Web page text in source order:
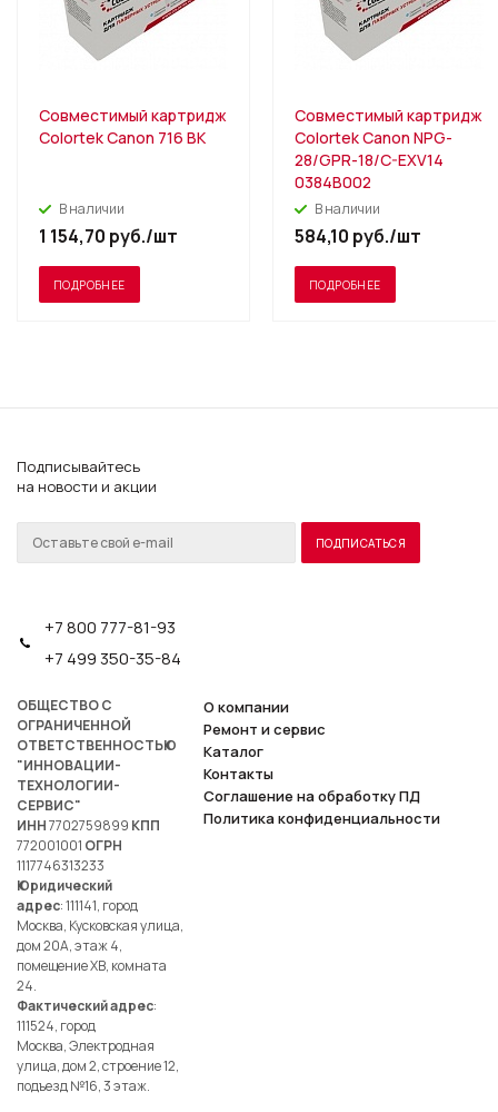
Совместимый картридж
Colortek Canon 716 BK
В наличии
1 154,70 руб./шт
ПОДРОБНЕЕ
Совместимый картридж
Colortek Canon NPG-
28/GPR-18/C-EXV14
0384B002
В наличии
584,10 руб./шт
ПОДРОБНЕЕ
Подписывайтесь
на новости и акции
+7 800 777-81-93
+7 499 350-35-84
ОБЩЕСТВО С
ОГРАНИЧЕННОЙ
ОТВЕТСТВЕННОСТЬЮ
"ИННОВАЦИИ-
ТЕХНОЛОГИИ-
СЕРВИС"
ИНН7702759899 КПП
772001001 ОГРН
1117746313233
Юридический
адрес: 111141, город
Москва, Кусковская улица,
дом 20А, этаж 4,
помещение ХВ, комната
24.
Фактический адрес:
111524, город
Москва, Электродная
улица, дом 2, строение 12,
подъезд №16, 3 этаж.
О компании
Ремонт и сервис
Каталог
Контакты
Соглашение на обработку ПД
Политика конфиденциальности